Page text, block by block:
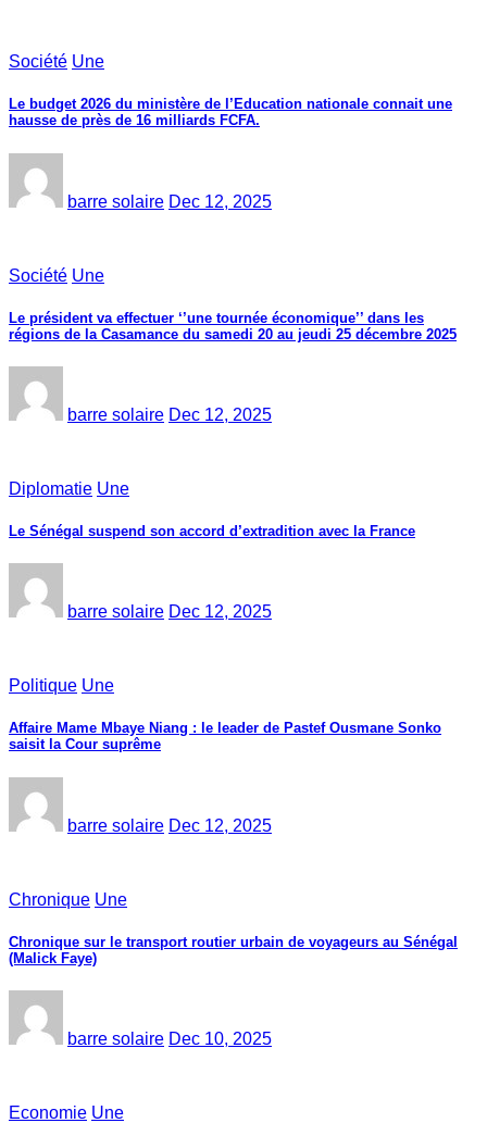
Société Une
Le budget 2026 du ministère de l’Education nationale connait une
hausse de près de 16 milliards FCFA.
barre solaire Dec 12, 2025
Société Une
Le président va effectuer ‘’une tournée économique’’ dans les
régions de la Casamance du samedi 20 au jeudi 25 décembre 2025
barre solaire Dec 12, 2025
Diplomatie Une
Le Sénégal suspend son accord d’extradition avec la France
barre solaire Dec 12, 2025
Politique Une
Affaire Mame Mbaye Niang : le leader de Pastef Ousmane Sonko
saisit la Cour suprême
barre solaire Dec 12, 2025
Chronique Une
Chronique sur le transport routier urbain de voyageurs au Sénégal
(Malick Faye)
barre solaire Dec 10, 2025
Economie Une